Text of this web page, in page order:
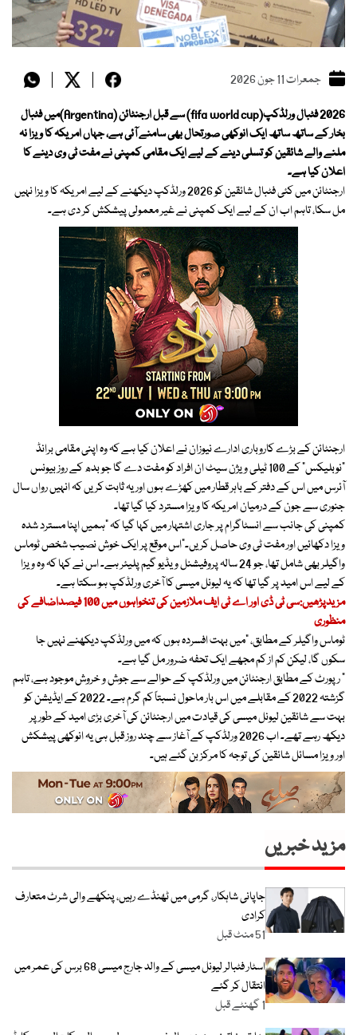
جمعرات 11 جون 2026
2026 فٹبال ورلڈکپ(fifa world cup) سے قبل ارجنٹائن (Argentina)میں فٹبال
بخار کے ساتھ ساتھ ایک انوکھی صورتحال بھی سامنے آئی ہے، جہاں امریکہ کا ویزا نہ
ملنے والے شائقین کو تسلی دینے کے لیے ایک مقامی کمپنی نے مفت ٹی وی دینے کا
اعلان کیا ہے۔
ارجنٹائن میں کئی فٹبال شائقین کو 2026 ورلڈکپ دیکھنے کے لیے امریکہ کا ویزا نہیں
مل سکا، تاہم اب ان کے لیے ایک کمپنی نے غیر معمولی پیشکش کر دی ہے۔
ارجنٹائن کے بڑے کاروباری ادارے نیوزان نے اعلان کیا ہے کہ وہ اپنی مقامی برانڈ
”نوبلیکس“ کے 100 ٹیلی ویژن سیٹ ان افراد کو مفت دے گا جو بدھ کے روز بیونس
آئرس میں اس کے دفتر کے باہر قطار میں کھڑے ہوں اور یہ ثابت کریں کہ انہیں رواں سال
جنوری سے جون کے درمیان امریکہ کا ویزا مسترد کیا گیا تھا۔
کمپنی کی جانب سے انسٹاگرام پر جاری اشتہار میں کہا گیا کہ ”ہمیں اپنا مسترد شدہ
ویزا دکھائیں اور مفت ٹی وی حاصل کریں۔“اس موقع پر ایک خوش نصیب شخص ٹوماس
واگیلر بھی شامل تھا، جو 24 سالہ پروفیشنل ویڈیو گیم پلیئر ہے۔ اس نے کہا کہ وہ ویزا
کے لیے اس امید پر گیا تھا کہ یہ لیونل میسی کا آخری ورلڈکپ ہو سکتا ہے۔
مزیدپڑھیں:سی ٹی ڈی اور اے ٹی ایف ملازمین کی تنخواہوں میں 100 فیصداضافے کی
منظوری
ٹوماس واگیلر کے مطابق، ”میں بہت افسردہ ہوں کہ میں ورلڈکپ دیکھنے نہیں جا
سکوں گا، لیکن کم از کم مجھے ایک تحفہ ضرور مل گیا ہے۔
“ رپورٹ کے مطابق ارجنٹائن میں ورلڈکپ کے حوالے سے جوش و خروش موجود ہے، تاہم
گزشتہ 2022 کے مقابلے میں اس بار ماحول نسبتاً کم گرم ہے۔ 2022 کے ایڈیشن کو
بہت سے شائقین لیونل میسی کی قیادت میں ارجنٹائن کی آخری بڑی امید کے طور پر
دیکھ رہے تھے۔ اب 2026 ورلڈکپ کے آغاز سے چند روز قبل ہی یہ انوکھی پیشکش
اور ویزا مسائل شائقین کی توجہ کا مرکز بن گئے ہیں۔
مزید خبریں
جاپانی شاہکار، گرمی میں ٹھنڈے رہیں، پنکھے والی شرٹ متعارف
کرادی
51 منٹ قبل
اسٹار فٹبالر لیونل میسی کے والد جارج میسی 68 برس کی عمر میں
انتقال کر گئے
1 گھنٹے قبل